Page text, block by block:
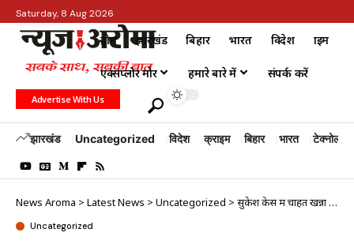
Saturday, 8 Aug 2026
होम झारखंड बिहार भारत विदेश क्राइम
एक्सप्लोर मोर हमारे बारे में संपर्क करें
Advertise With Us
झारखंड Uncategorized विदेश क्राइम बिहार भारत टेक्नोलॉजी
News Aroma > Latest News > Uncategorized > सुकेश केस में चाहत खन्ना का नाम आते ही उर्फी जावेद ने कसा तंज
Uncategorized